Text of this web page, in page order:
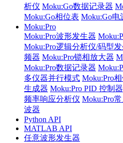
析仪 Moku:Go数据记录器
Moku:Go相位表 Moku:Go电
Moku:Pro
Moku:Pro波形发生器
Moku:Pro逻辑分析仪/码型
频器 Moku:Pro锁相放大器
Moku:Pro数据记录器
多仪器并行模式 Moku:Pro
生成器 Moku:Pro PID 控制器
频率响应分析仪 Moku:Pro
波器
Python API
MATLAB API
任意波形发生器